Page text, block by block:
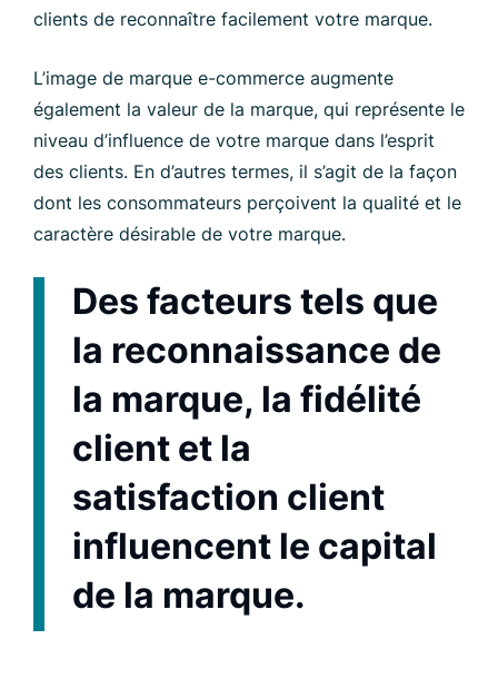
clients de reconnaître facilement votre marque.
L’image de marque e-commerce augmente
également la valeur de la marque, qui représente le
niveau d’influence de votre marque dans l’esprit
des clients. En d’autres termes, il s’agit de la façon
dont les consommateurs perçoivent la qualité et le
caractère désirable de votre marque.
Des facteurs tels que
la reconnaissance de
la marque, la fidélité
client et la
satisfaction client
influencent le capital
de la marque.